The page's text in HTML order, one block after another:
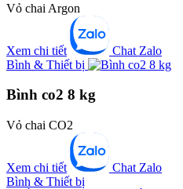
Vỏ chai Argon
Xem chi tiết
Chat Zalo
Bình & Thiết bị
Bình co2 8 kg
Vỏ chai CO2
Xem chi tiết
Chat Zalo
Bình & Thiết bị